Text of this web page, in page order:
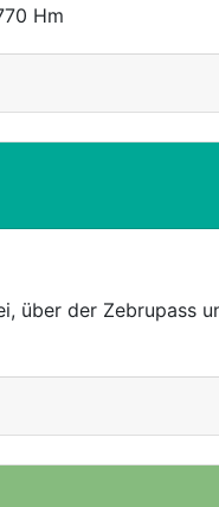
Hm
über der Zebrupass